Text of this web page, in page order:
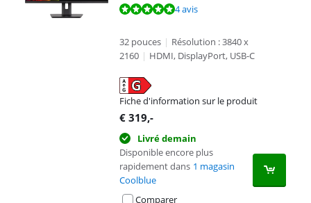
La note est de 9,8 sur 10, basée sur 4 avis.4 avis
32 pouces | Résolution : 3840 x
2160 | HDMI, DisplayPort, USB-C
Fiche d'information sur le produit
s'ouvre dans un nouvel onglet
€ 319,-
Livré demain
Disponible encore plus
rapidement dans 1 magasin
Coolblue
Comparer